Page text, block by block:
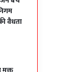
वैधता